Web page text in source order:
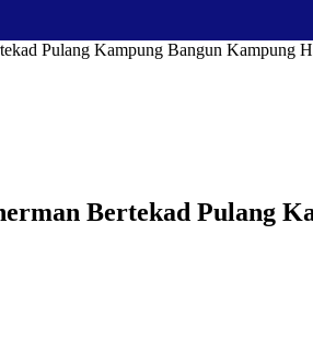
Pulang Kampung Bangun Kampung
Bertekad Pulang